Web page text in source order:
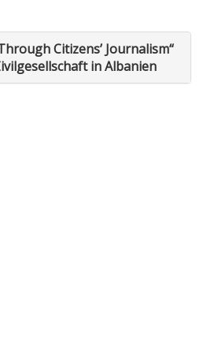
Citizens’ Journalism“
in Albanien